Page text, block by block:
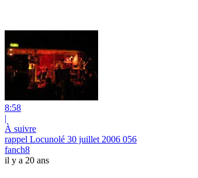
8:58
|
À suivre
rappel Locunolé 30 juillet 2006 056
fanch8
il y a 20 ans